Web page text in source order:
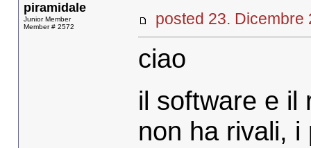
piramidale
Junior Member
Member # 2572
posted 23.
ciao
il software e il
non ha rivali, i